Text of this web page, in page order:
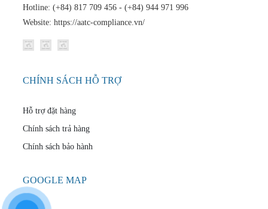
Hotline: (+84) 817 709 456 - (+84) 944 971 996
Website: https://aatc-compliance.vn/
CHÍNH SÁCH HỖ TRỢ
Hỗ trợ đặt hàng
Chính sách trả hàng
Chính sách bảo hành
GOOGLE MAP